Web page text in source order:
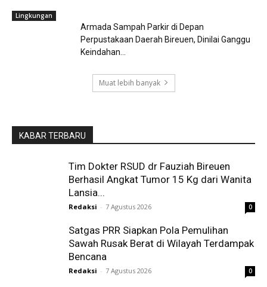
Lingkungan
Armada Sampah Parkir di Depan
Perpustakaan Daerah Bireuen, Dinilai Ganggu
Keindahan...
Muat lebih banyak
KABAR TERBARU
Tim Dokter RSUD dr Fauziah Bireuen
Berhasil Angkat Tumor 15 Kg dari Wanita
Lansia...
Redaksi - 7 Agustus 2026 0
Satgas PRR Siapkan Pola Pemulihan
Sawah Rusak Berat di Wilayah Terdampak
Bencana
Redaksi - 7 Agustus 2026 0